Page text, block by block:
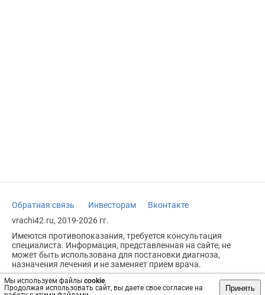
Мы используем файлы cookie.
Продолжая использовать сайт, вы даете свое согласие на
Принять
Обратная связь Инвесторам
Вконтакте
vrachi42.ru, 2019-2026 гг.
Имеются противопоказания, требуется консультация
специалиста. Информация, представленная на сайте, не
может быть использована для постановки диагноза,
назначения лечения и не заменяет прием врача.
Возрастное ограничение: 18+